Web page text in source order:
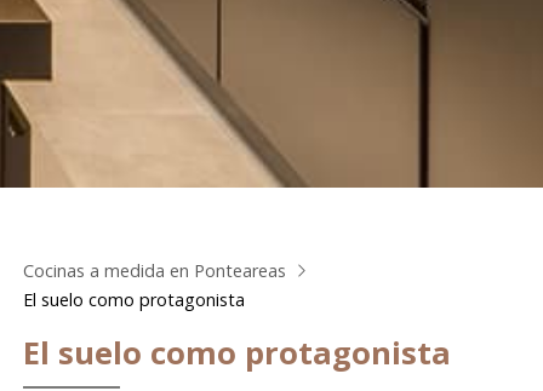
Cocinas a medida en Ponteareas
El suelo como protagonista
El suelo como protagonista